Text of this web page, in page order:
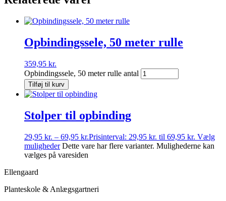
Opbindingssele, 50 meter rulle
359,95 kr.
Opbindingssele, 50 meter rulle antal
Tilføj til kurv
Stolper til opbinding
29,95 kr. – 69,95 kr.Prisinterval: 29,95 kr. til 69,95 kr. Vælg
muligheder Dette vare har flere varianter. Mulighederne kan
vælges på varesiden
Ellengaard
Planteskole & Anlægsgartneri